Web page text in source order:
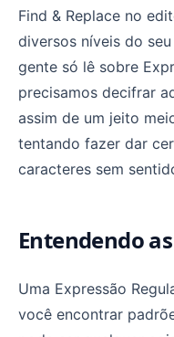
Find & Replace no
diversos níveis do
gente só lê sobre
precisamos decifrar
assim de um jeito
tentando fazer dar
caracteres sem
Entendendo
Uma Expressão
você encontrar